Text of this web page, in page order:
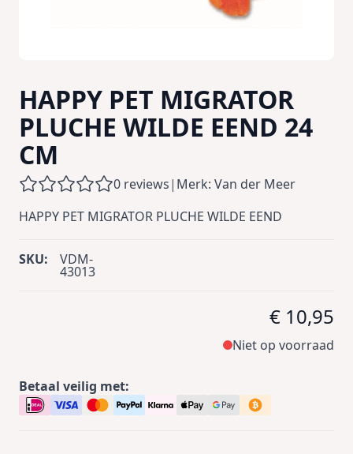
HAPPY PET MIGRATOR
PLUCHE WILDE EEND 24
CM
0 reviews| Merk: Van der Meer
HAPPY PET MIGRATOR PLUCHE WILDE EEND
SKU: VDM-
43013
€ 10,95
Niet op voorraad
Betaal veilig met: